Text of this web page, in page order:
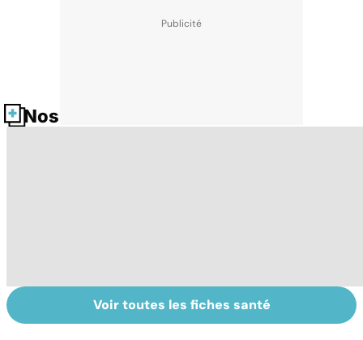
Nos fiches santé
Sexualité,
infertilité et
Faire du sport à
domicile, c'est
Voir toutes les fiches santé